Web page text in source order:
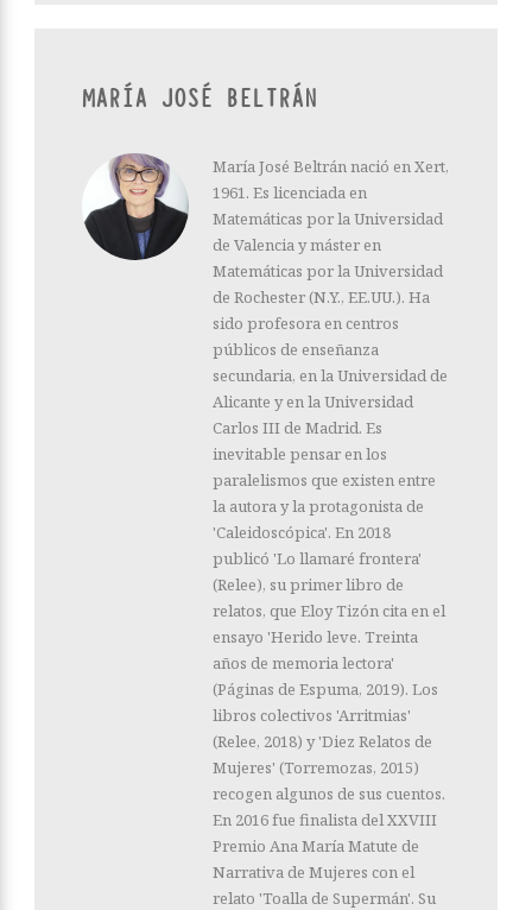
MARÍA JOSÉ BELTRÁN
María José Beltrán nació en Xert,
1961. Es licenciada en
Matemáticas por la Universidad
de Valencia y máster en
Matemáticas por la Universidad
de Rochester (N.Y., EE.UU.). Ha
sido profesora en centros
públicos de enseñanza
secundaria, en la Universidad de
Alicante y en la Universidad
Carlos III de Madrid. Es
inevitable pensar en los
paralelismos que existen entre
la autora y la protagonista de
'Caleidoscópica'. En 2018
publicó 'Lo llamaré frontera'
(Relee), su primer libro de
relatos, que Eloy Tizón cita en el
ensayo 'Herido leve. Treinta
años de memoria lectora'
(Páginas de Espuma, 2019). Los
libros colectivos 'Arritmias'
(Relee, 2018) y 'Diez Relatos de
Mujeres' (Torremozas, 2015)
recogen algunos de sus cuentos.
En 2016 fue finalista del XXVIII
Premio Ana María Matute de
Narrativa de Mujeres con el
relato 'Toalla de Supermán'. Su